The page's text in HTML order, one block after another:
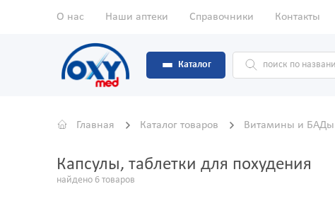
О нас Наши аптеки Справочники Контакты
Каталог
Главная Каталог товаров Витамины и БАДы
Капсулы, таблетки для похудения
найдено 6 товаров